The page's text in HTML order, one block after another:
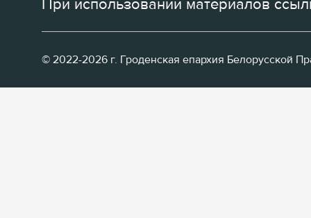
При использовании материалов
© 2022-2026 г. Гроденская епархия Белорусской